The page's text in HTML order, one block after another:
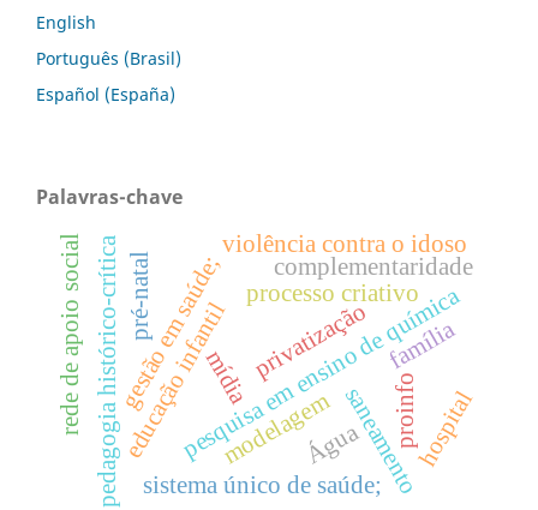
English
Português (Brasil)
Español (España)
Palavras-chave
pesquisa em ensino de química
saneamento
sistema único de saúde;
pedagogia histórico-críticaeducação infantil
processo criativo
modelagem
privatização
Água
gestão em saúde;mídia proinfo
violência contra o idoso
rede de apoio social complementaridade
hospital
pré-natal
família